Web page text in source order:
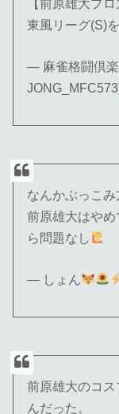
【前原雄大プ
東風リーグ(S)
— 麻雀格闘倶楽
なんかぶっこ
前原雄大はや
ら問題なし
— しょん
前原雄大のコ
んだった。